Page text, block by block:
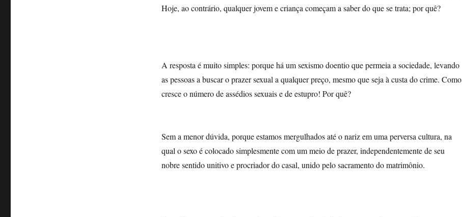
Hoje, ao contrário, qualquer jovem e criança começam a saber do que se trata; por quê?
A resposta é muito simples: porque há um sexismo doentio que permeia a sociedade, levando
as pessoas a buscar o prazer sexual a qualquer preço, mesmo que seja à custa do crime. Como
cresce o número de assédios sexuais e de estupro! Por quê?
Sem a menor dúvida, porque estamos mergulhados até o nariz em uma perversa cultura, na
qual o sexo é colocado simplesmente com um meio de prazer, independentemente de seu
nobre sentido unitivo e procriador do casal, unido pelo sacramento do matrimônio.